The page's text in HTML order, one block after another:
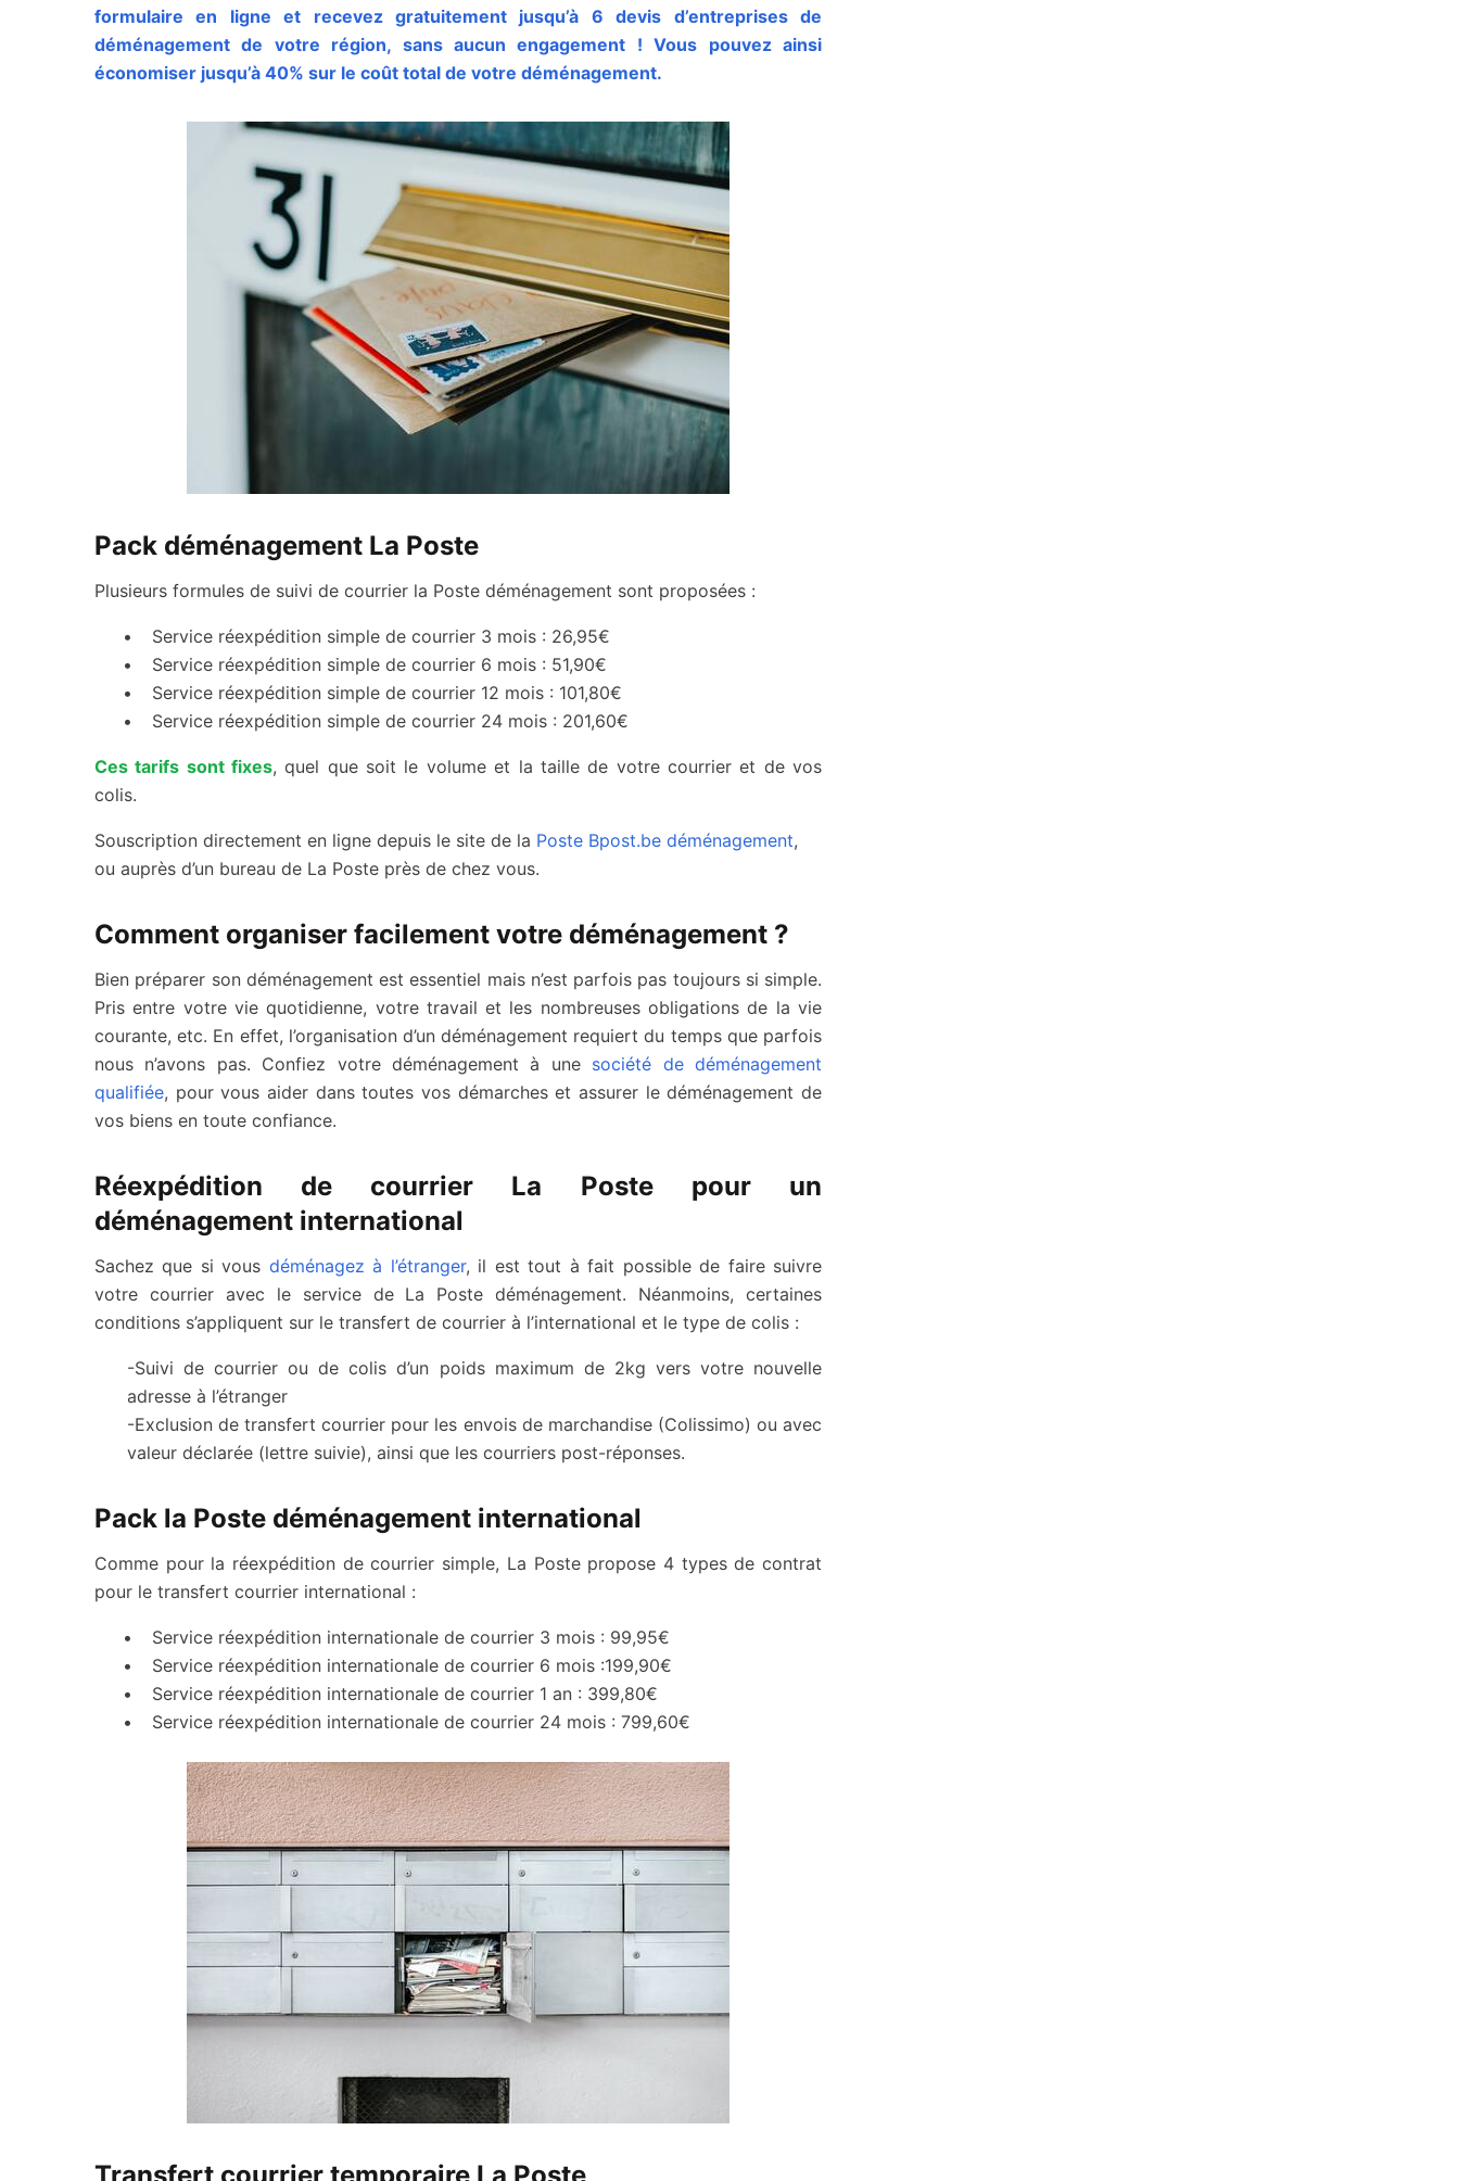
formulaire en ligne et recevez gratuitement jusqu’à 6 devis d’entreprises de
déménagement de votre région, sans aucun engagement ! Vous pouvez ainsi
économiser jusqu’à 40% sur le coût total de votre déménagement.
Pack déménagement La Poste
Plusieurs formules de suivi de courrier la Poste déménagement sont proposées :
Service réexpédition simple de courrier 3 mois : 26,95€
Service réexpédition simple de courrier 6 mois : 51,90€
Service réexpédition simple de courrier 12 mois : 101,80€
Service réexpédition simple de courrier 24 mois : 201,60€
Ces tarifs sont fixes, quel que soit le volume et la taille de votre courrier et de vos
colis.
Souscription directement en ligne depuis le site de la Poste Bpost.be déménagement,
ou auprès d’un bureau de La Poste près de chez vous.
Comment organiser facilement votre déménagement ?
Bien préparer son déménagement est essentiel mais n’est parfois pas toujours si simple.
Pris entre votre vie quotidienne, votre travail et les nombreuses obligations de la vie
courante, etc. En effet, l’organisation d’un déménagement requiert du temps que parfois
nous n’avons pas. Confiez votre déménagement à une société de déménagement
qualifiée, pour vous aider dans toutes vos démarches et assurer le déménagement de
vos biens en toute confiance.
Réexpédition de courrier La Poste pour un
déménagement international
Sachez que si vous déménagez à l’étranger, il est tout à fait possible de faire suivre
votre courrier avec le service de La Poste déménagement. Néanmoins, certaines
conditions s’appliquent sur le transfert de courrier à l’international et le type de colis :
-Suivi de courrier ou de colis d’un poids maximum de 2kg vers votre nouvelle
adresse à l’étranger
-Exclusion de transfert courrier pour les envois de marchandise (Colissimo) ou avec
valeur déclarée (lettre suivie), ainsi que les courriers post-réponses.
Pack la Poste déménagement international
Comme pour la réexpédition de courrier simple, La Poste propose 4 types de contrat
pour le transfert courrier international :
Service réexpédition internationale de courrier 3 mois : 99,95€
Service réexpédition internationale de courrier 6 mois :199,90€
Service réexpédition internationale de courrier 1 an : 399,80€
Service réexpédition internationale de courrier 24 mois : 799,60€